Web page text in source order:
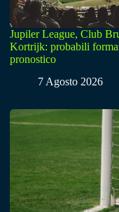
Jupiler League, Club
Kortrijk: probabili
pronostico
7 Agosto 2026